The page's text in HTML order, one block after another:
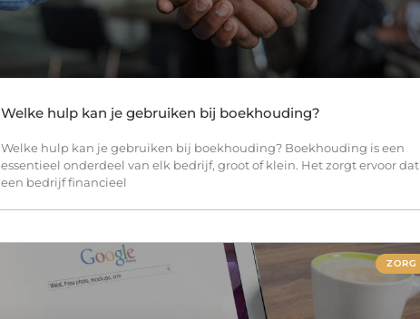
Welke hulp kan je gebruiken bij boekhouding?
Welke hulp kan je gebruiken bij boekhouding? Boekhouding is een
essentieel onderdeel van elk bedrijf, groot of klein. Het zorgt ervoor dat
een bedrijf financieel
ZORG